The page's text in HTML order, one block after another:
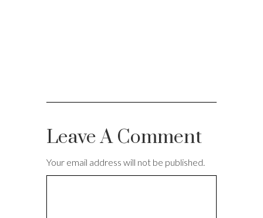
Leave A Comment
Your email address will not be published.